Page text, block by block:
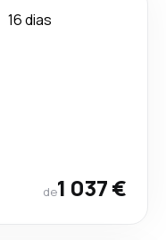
16 dias
de1 037 €